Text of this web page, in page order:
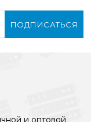
ПОДПИСАТЬСЯ
и оптовой